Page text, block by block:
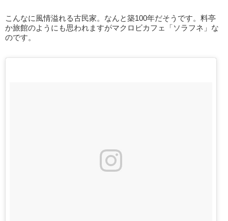
こんなに風情溢れる古民家。なんと築100年だそうです。料亭
か旅館のようにも思われますがマクロビカフェ「ソラフネ」な
のです。